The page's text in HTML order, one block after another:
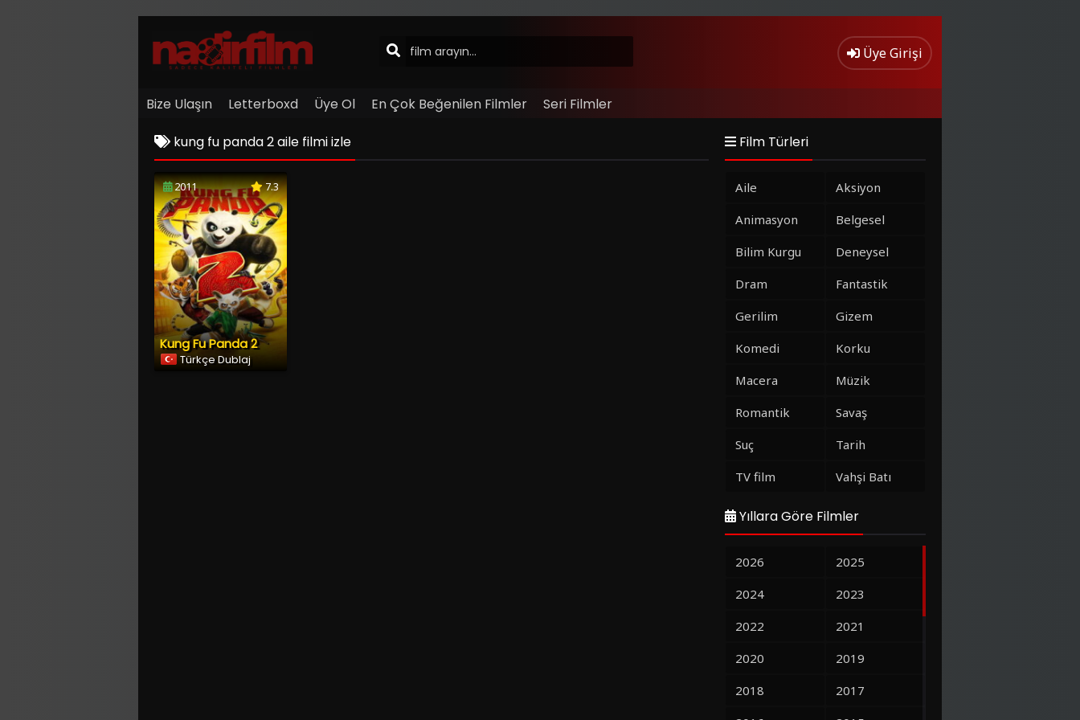
Üye Girişi
Bize Ulaşın Letterboxd Üye Ol En Çok Beğenilen Filmler Seri Filmler
kung fu panda 2 aile filmi izle
2011 7.3
Kung Fu Panda 2
Türkçe Dublaj
Film Türleri
Aile
Aksiyon
Animasyon
Belgesel
Bilim Kurgu
Deneysel
Dram
Fantastik
Gerilim
Gizem
Komedi
Korku
Macera
Müzik
Romantik
Savaş
Suç
Tarih
TV film
Vahşi Batı
Yıllara Göre Filmler
2026
2025
2024
2023
2022
2021
2020
2019
2018
2017